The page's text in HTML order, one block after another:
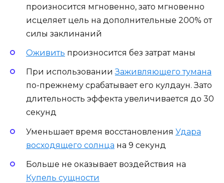
произносится мгновенно, зато мгновенно
исцеляет цель на дополнительные 200% от
силы заклинаний
Оживить произносится без затрат маны
При использованииЗаживляющего тумана
по-прежнему срабатывает его кулдаун. Зато
длительность эффекта увеличивается до 30
секунд
Уменьшает время восстановления Удара
восходящего солнца на 9 секунд
Больше не оказывает воздействия на
Купель сущности